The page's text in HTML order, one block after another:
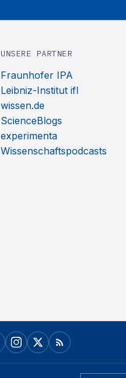
UNSERE PARTNER
Fraunhofer IPA
Leibniz-Institut ifl
wissen.de
ScienceBlogs
experimenta
Wissenschaftspodcasts